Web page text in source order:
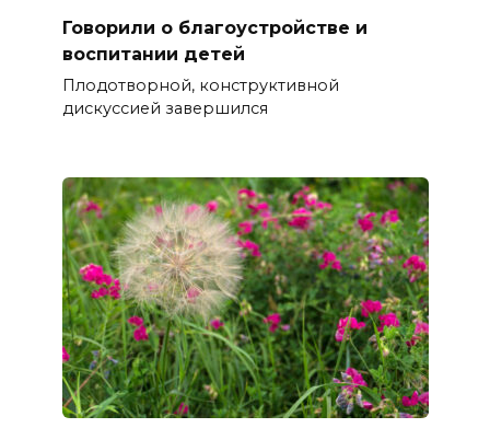
Говорили о благоустройстве и
воспитании детей
Плодотворной, конструктивной
дискуссией завершился